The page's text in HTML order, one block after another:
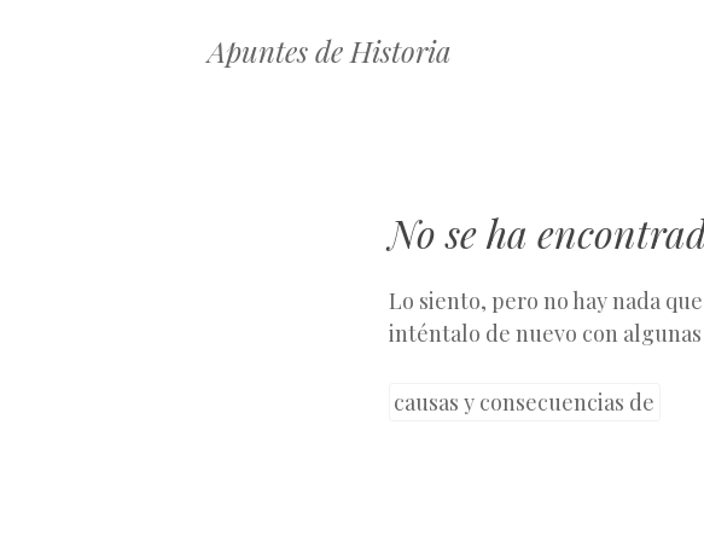
Apuntes de Historia
No se ha
Lo siento, pero no hay nada
inténtalo de nuevo con
Buscar